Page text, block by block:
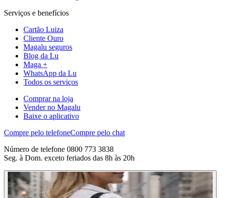
Serviços e benefícios
Cartão Luiza
Cliente Ouro
Magalu seguros
Blog da Lu
Maga +
WhatsApp da Lu
Todos os serviços
Comprar na loja
Vender no Magalu
Baixe o aplicativo
Compre pelo telefoneCompre pelo chat
Número de telefone 0800 773 3838
Seg. à Dom. exceto feriados das 8h às 20h